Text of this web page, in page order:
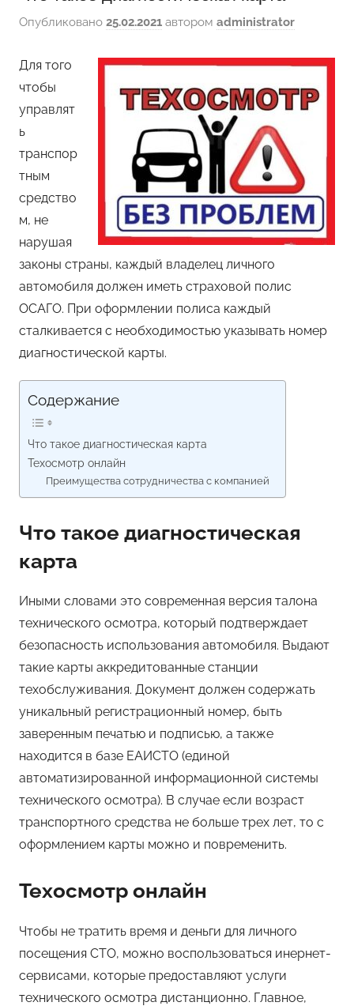
Опубликовано 25.02.2021 автором administrator
Для того
чтобы
управлят
ь
транспор
тным
средство
м, не
нарушая
законы страны, каждый владелец личного
автомобиля должен иметь страховой полис
ОСАГО. При оформлении полиса каждый
сталкивается с необходимостью указывать номер
диагностической карты.
Содержание
Что такое диагностическая карта
Техосмотр онлайн
Преимущества сотрудничества с компанией
Что такое диагностическая
карта
Иными словами это современная версия талона
технического осмотра, который подтверждает
безопасность использования автомобиля. Выдают
такие карты аккредитованные станции
техобслуживания. Документ должен содержать
уникальный регистрационный номер, быть
заверенным печатью и подписью, а также
находится в базе ЕАИСТО (единой
автоматизированной информационной системы
технического осмотра). В случае если возраст
транспортного средства не больше трех лет, то с
оформлением карты можно и повременить.
Техосмотр онлайн
Чтобы не тратить время и деньги для личного
посещения СТО, можно воспользоваться инернет-
сервисами, которые предоставляют услуги
технического осмотра дистанционно. Главное,